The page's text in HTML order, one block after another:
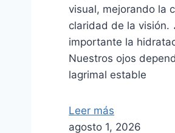
visual, mejorando la
claridad de la visión.
importante la
Nuestros ojos
lagrimal estable
Leer más
agosto 1, 2026